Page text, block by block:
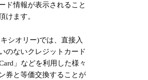
ド情報が表示されること
けます。
シオリー)では、直接入
のないクレジットカード
」などを利用した様々
券と等価交換することが